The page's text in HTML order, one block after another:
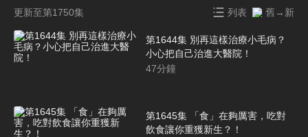
更新至第1750集 列表 舊→新
第1644集 別再這樣治療小毛病？
小心把自己治進大醫院！
47分鐘
第1645集 「食」在夠厲害，吃對
飲食讓你重獲新生？！